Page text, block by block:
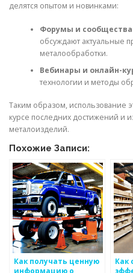
делятся опытом и новинками:
Форумы и
обсуждают актуальные
металообработки.
Вебинары и онлайн-
технологии и методы
Таким образом, использование
курсе последних достижений и
металоизделий.
Похожие Записи:
Как получать ценную
информацию о
Как